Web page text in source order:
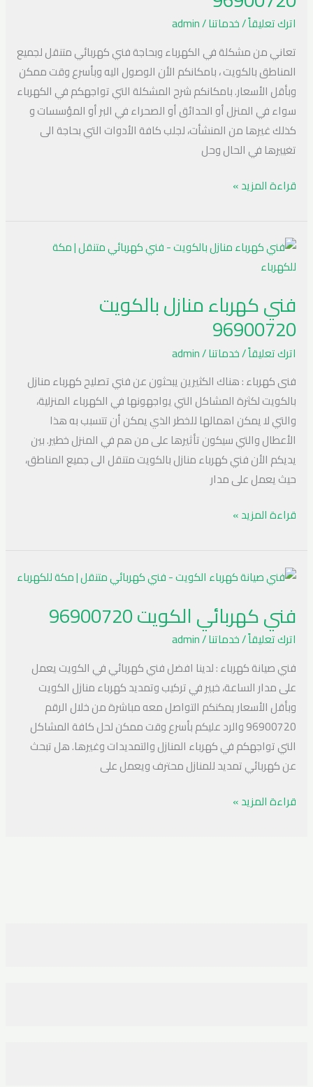
اترك تعليقاً/خدماتنا/
admin
تعاني من مشكلة في الكهرباء وبحاجة فني كهربائي متنقل لجميع
المناطق بالكويت ، بامكانكم الأن الوصول اليه وبأسرع وقت ممكن
وبأقل الأسعار. بامكانكم شرح المشكلة التي تواجهكم في الكهرباء
سواء في المنزل أو الحدائق أو الصحراء في البر أو المؤسسات و
كذلك غيرها من المنشأت، لجلب كافة الأدوات التي بحاجة الى
تغييرها في الحال وحل
96900720
قراءة المزيد »
فني كهرباء منازل بالكويت
96900720
اترك تعليقاً/خدماتنا/
admin
فنى كهرباء : هناك الكثيرين يبحثون عن فني تصليح كهرباء منازل
بالكويت لكثرة المشاكل التي يواجهونها في الكهرباء المنزلية،
والتي لا يمكن اهمالها للخطر الذي يمكن أن تتسبب به هذا
الأعطال والتي سيكون تأثيرها على من هم في المنزل خطير. بين
يديكم الأن فني كهرباء منازل بالكويت متنقل الى جميع المناطق،
حيث يعمل على مدار
فني
كهرباء
بالكويت
96900720
قراءة المزيد »
فني كهربائي الكويت 96900720
اترك تعليقاً/خدماتنا/
admin
فني صيانة كهرباء : لدينا افضل فني كهربائي في الكويت يعمل
على مدار الساعة، خبير في تركيب وتمديد كهرباء منازل الكويت
وبأقل الأسعار يمكنكم التواصل معه مباشرة من خلال الرقم
96900720 والرد عليكم بأسرع وقت ممكن لحل كافة المشاكل
التي تواجهكم في كهرباء المنازل والتمديدات وغيرها. هل تبحث
عن كهربائي تمديد للمنازل محترف ويعمل على
فني
الكويت
96900720
قراءة المزيد »